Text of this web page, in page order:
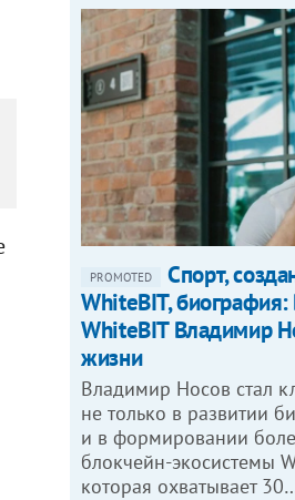
PROMOTED
Спорт,
WhiteBIT,
WhiteBIT Владимир
жизни
Владимир Носов стал
не только в развитии
и в формировании
блокчейн-экосистемы
которая охватывает